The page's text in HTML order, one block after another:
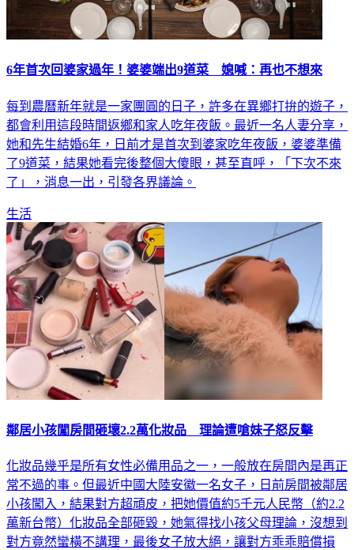
6年首次回婆家過年！婆婆端出9道菜 媳喊：再也不想來
每到農曆新年就是一家團圓的日子，許多在異鄉打拚的遊子，
都會利用這段時間返鄉和家人吃年夜飯。最近一名人妻分享，
她和先生結婚6年，日前才是首次到婆家吃年夜飯，婆婆準備
了9道菜，結果她看完後整個大傻眼，甚至直呼，「下次不來
了」，消息一出，引發各界議論。
生活
鄰居小孩闖房間砸壞2.2萬化妝品 理論遭嗆妹子怒反擊
化妝品幾乎是所有女性必備用品之一，一般放在房間內是再正
常不過的事。但最近中國大陸安徽一名女子，日前房間被鄰居
小孩闖入，結果對方超頑皮，把她價值約5千元人民幣（約2.2
萬新台幣）化妝品全部砸毀，她氣得找小孩父母理論，沒想到
對方竟然蠻橫不講理，最後女子放大絕，讓對方乖乖賠償損